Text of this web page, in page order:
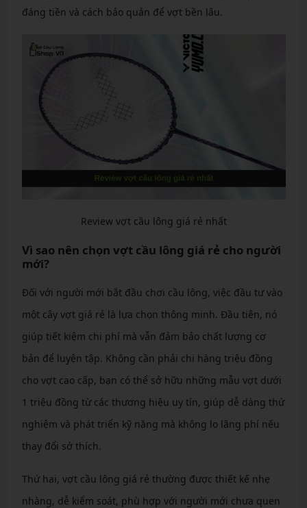
đáng tiền và cách bảo quản để vợt bền lâu.
Review vợt cầu lông giá rẻ nhất
Vì sao nên chọn vợt cầu lông giá rẻ cho người
mới?
Đối với người mới bắt đầu chơi cầu lông, việc đầu tư vào
một cây vợt giá rẻ là lựa chọn thông minh. Đầu tiên, nó
giúp tiết kiệm chi phí mà vẫn đảm bảo chất lượng cơ
bản để luyện tập. Không cần phải chi hàng triệu đồng
cho vợt cao cấp, bạn có thể sở hữu những mẫu vợt dưới
1 triệu đồng từ các thương hiệu uy tín, giúp dễ dàng thử
nghiệm và phát triển kỹ năng mà không lo lãng phí nếu
thay đổi sở thích.
Thứ hai, vợt cầu lông giá rẻ thường được thiết kế nhẹ
nhàng, dễ kiểm soát, phù hợp với người mới chưa quen